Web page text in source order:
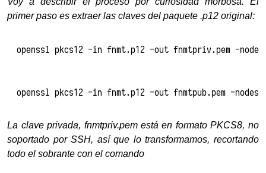
primer paso es extraer las claves del paquete .p12 original:
openssl pkcs12 -in fnmt.p12 -out fnmtpriv.pem -
openssl pkcs12 -in fnmt.p12 -out fnmtpub.pem -nodes
La clave privada, fnmtpriv.pem está en formato PKCS8, no
soportado por SSH, así que lo transformamos, recortando
todo el sobrante con el comando